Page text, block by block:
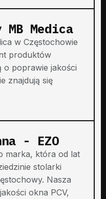
MB Medica
w Częstochowie
produktów
o poprawie jakości
znajdują się
- EZO
marka, która od lat
stolarki
Nasza
okna PCV,